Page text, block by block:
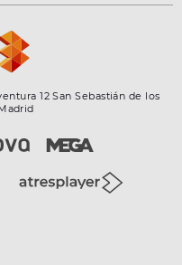
12 San Sebastián de los